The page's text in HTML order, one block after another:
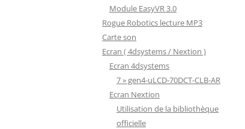
Module EasyVR 3.0
Rogue Robotics lecture MP3
Carte son
Ecran ( 4dsystems / Nextion )
Ecran 4dsystems
7 » gen4-uLCD-70DCT-CLB-AR
Ecran Nextion
Utilisation de la bibliothèque
officielle